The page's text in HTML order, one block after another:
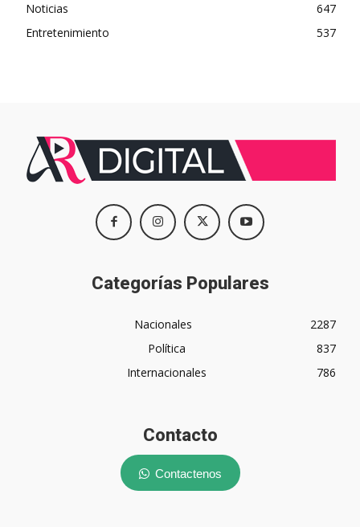
Noticias
647
Entretenimiento
537
Categorías Populares
Nacionales
2287
Política
837
Internacionales
786
Contacto
Contactenos